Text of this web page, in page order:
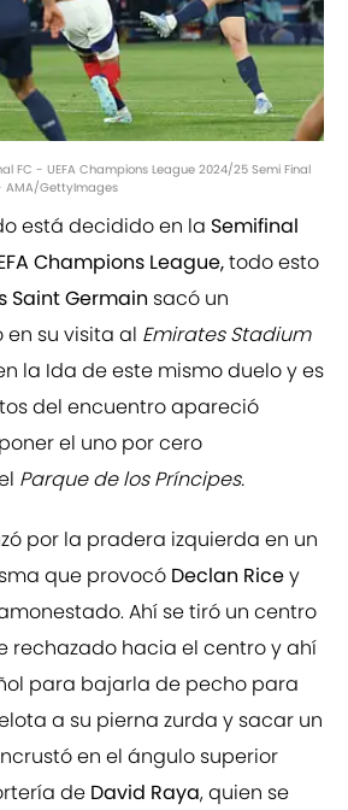
FC - UEFA Champions League 2024/25 Semi Final
AMA/GettyImages
está decidido en la Semifinal
Champions League,todo esto
Saint Germain sacó un
su visita al Emirates Stadium
la Ida de este mismo duelo y es
del encuentro apareció
el uno por cero
Parque de los Príncipes.
por la pradera izquierda en un
que provocó Declan Ricey
Ahí se tiró un centro
rechazado hacia el centro y ahí
para bajarla de pecho para
a su pierna zurda y sacar un
en el ángulo superior
de David Raya, quien se